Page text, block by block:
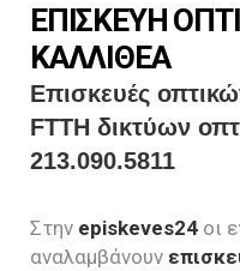
ΕΠΙΣΚΕΥΗ
ΚΑΛΛΙΘΕΑ
Επισκευές
FTTH δικτύων
213.090.5811
Στην episkeves24 οι
αναλαμβάνουν